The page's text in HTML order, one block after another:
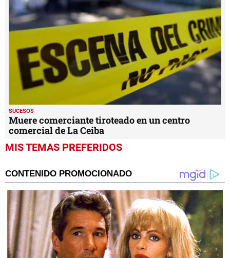
SUCESOS
Muere comerciante tiroteado en un centro
comercial de La Ceiba
MIS TEMAS PREFERIDOS